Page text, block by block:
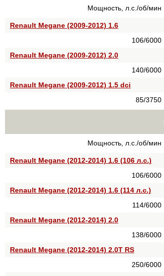
Мощность, л.с./об/мин
Renault Megane (2009-2012) 1.6
106/6000
Renault Megane (2009-2012) 2.0
140/6000
Renault Megane (2009-2012) 1.5 dci
85/3750
Мощность, л.с./об/мин
Renault Megane (2012-2014) 1.6 (106 л.с.)
106/6000
Renault Megane (2012-2014) 1.6 (114 л.с.)
114/6000
Renault Megane (2012-2014) 2.0
138/6000
Renault Megane (2012-2014) 2.0T RS
250/6000